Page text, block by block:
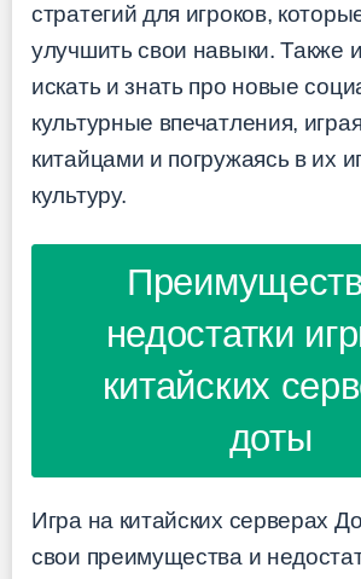
стратегий для игроков,
улучшить свои навыки. Также
искать и знать про новые
культурные впечатления,
китайцами и погружаясь в их
культуру.
недостатки
китайских
доты
Игра на китайских серверах
свои преимущества и